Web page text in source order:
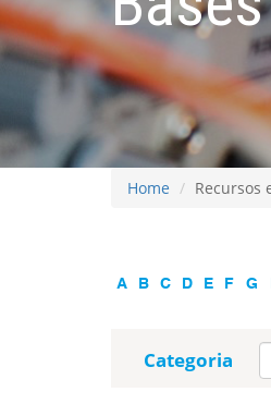
Home Recursos
A B C D E F G
Categoria